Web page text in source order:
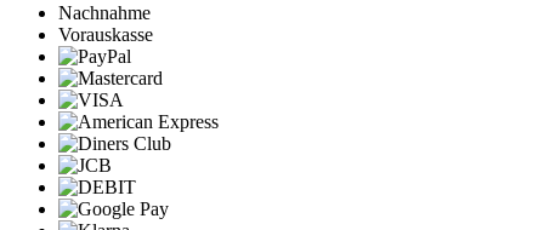
Nachnahme
Vorauskasse